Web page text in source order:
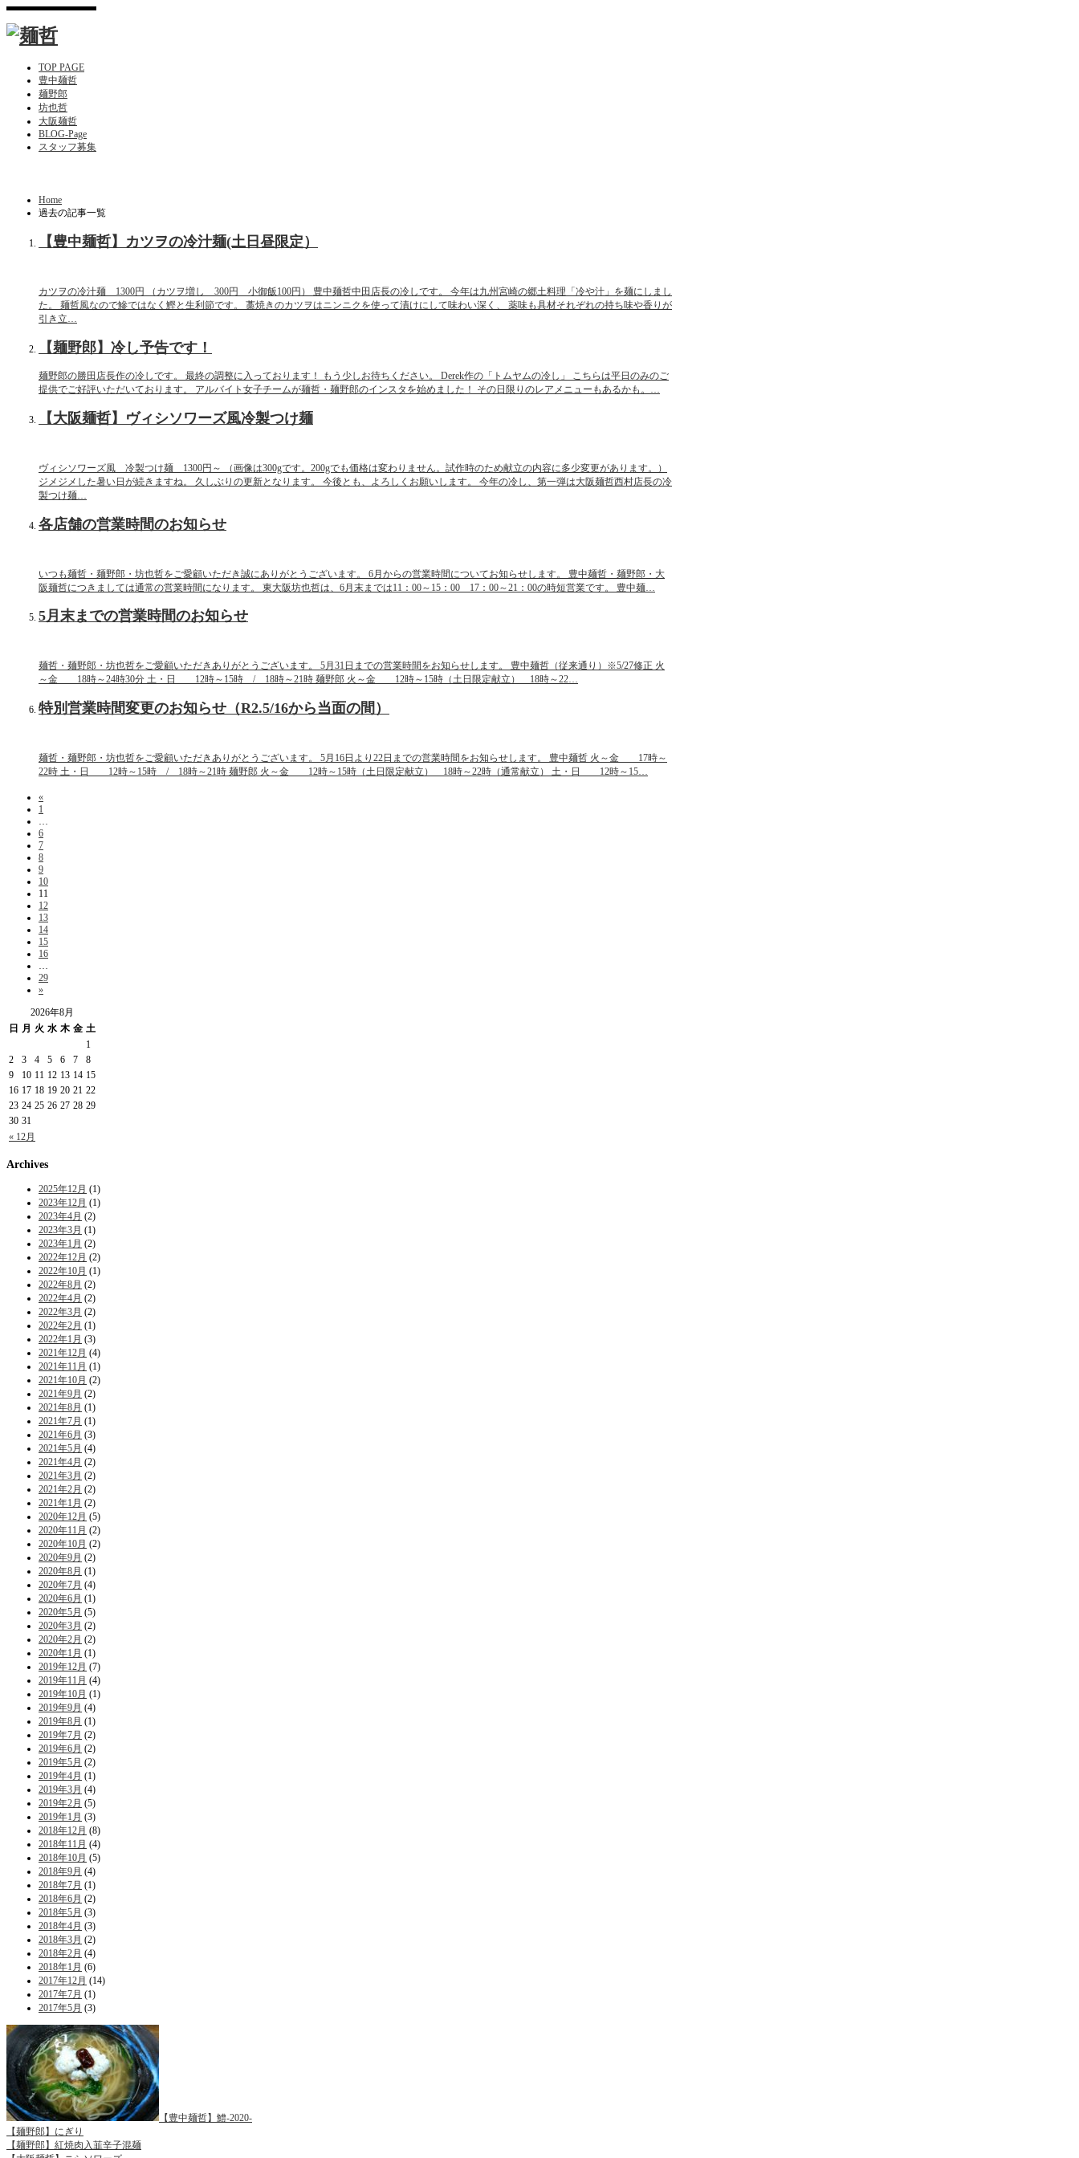
TOP PAGE
豊中麺哲
麺野郎
坊也哲
大阪麺哲
BLOG-Page
スタッフ募集
Home
過去の記事一覧
【豊中麺哲】カツヲの冷汁麺(土日昼限定）
カツヲの冷汁麺 1300円 （カツヲ増し 300円 小御飯100円） 豊中麺哲中田店長の冷しです。 今年は九州宮崎の郷土料理「冷や汁」を麺にしまし
た。 麺哲風なので鰺ではなく鰹と生利節です。 藁焼きのカツヲはニンニクを使って漬けにして味わい深く、 薬味も具材それぞれの持ち味や香りが
引き立…
【麺野郎】冷し予告です！
麺野郎の勝田店長作の冷しです。 最終の調整に入っております！ もう少しお待ちください。 Derek作の「トムヤムの冷し」 こちらは平日のみのご
提供でご好評いただいております。 アルバイト女子チームが麺哲・麺野郎のインスタを始めました！ その日限りのレアメニューもあるかも。…
【大阪麺哲】ヴィシソワーズ風冷製つけ麺
ヴィシソワーズ風 冷製つけ麺 1300円～ （画像は300gです。200gでも価格は変わりません。試作時のため献立の内容に多少変更があります。）
ジメジメした暑い日が続きますね。 久しぶりの更新となります。 今後とも、よろしくお願いします。 今年の冷し、第一弾は大阪麺哲西村店長の冷
製つけ麺…
各店舗の営業時間のお知らせ
いつも麺哲・麺野郎・坊也哲をご愛顧いただき誠にありがとうございます。 6月からの営業時間についてお知らせします。 豊中麺哲・麺野郎・大
阪麺哲につきましては通常の営業時間になります。 東大阪坊也哲は、6月末までは11：00～15：00 17：00～21：00の時短営業です。 豊中麺…
5月末までの営業時間のお知らせ
麺哲・麺野郎・坊也哲をご愛顧いただきありがとうございます。 5月31日までの営業時間をお知らせします。 豊中麺哲（従来通り）※5/27修正 火
～金 18時～24時30分 土・日 12時～15時 / 18時～21時 麺野郎 火～金 12時～15時（土日限定献立） 18時～22…
特別営業時間変更のお知らせ（R2.5/16から当面の間）
麺哲・麺野郎・坊也哲をご愛顧いただきありがとうございます。 5月16日より22日までの営業時間をお知らせします。 豊中麺哲 火～金 17時～
22時 土・日 12時～15時 / 18時～21時 麺野郎 火～金 12時～15時（土日限定献立） 18時～22時（通常献立） 土・日 12時～15…
«
1
…
6
7
8
9
10
11
12
13
14
15
16
…
29
»
2026年8月
日 月 火 水 木 金 土
« 12月
1
2
3 4 5 6 7
8
9
10 11 12 13 14 15
16 17 18 19 20 21 22
23 24 25 26 27 28 29
30 31
Archives
2025年12月 (1)
2023年12月 (1)
2023年4月 (2)
2023年3月 (1)
2023年1月 (2)
2022年12月 (2)
2022年10月 (1)
2022年8月 (2)
2022年4月 (2)
2022年3月 (2)
2022年2月 (1)
2022年1月 (3)
2021年12月 (4)
2021年11月 (1)
2021年10月 (2)
2021年9月 (2)
2021年8月 (1)
2021年7月 (1)
2021年6月 (3)
2021年5月 (4)
2021年4月 (2)
2021年3月 (2)
2021年2月 (2)
2021年1月 (2)
2020年12月 (5)
2020年11月 (2)
2020年10月 (2)
2020年9月 (2)
2020年8月 (1)
2020年7月 (4)
2020年6月 (1)
2020年5月 (5)
2020年3月 (2)
2020年2月 (2)
2020年1月 (1)
2019年12月 (7)
2019年11月 (4)
2019年10月 (1)
2019年9月 (4)
2019年8月 (1)
2019年7月 (2)
2019年6月 (2)
2019年5月 (2)
2019年4月 (1)
2019年3月 (4)
2019年2月 (5)
2019年1月 (3)
2018年12月 (8)
2018年11月 (4)
2018年10月 (5)
2018年9月 (4)
2018年7月 (1)
2018年6月 (2)
2018年5月 (3)
2018年4月 (3)
2018年3月 (2)
2018年2月 (4)
2018年1月 (6)
2017年12月 (14)
2017年7月 (1)
2017年5月 (3)
【豊中麺哲】鱧-2020-
【麺野郎】にぎり
【麺野郎】紅焼肉入韮辛子混麺